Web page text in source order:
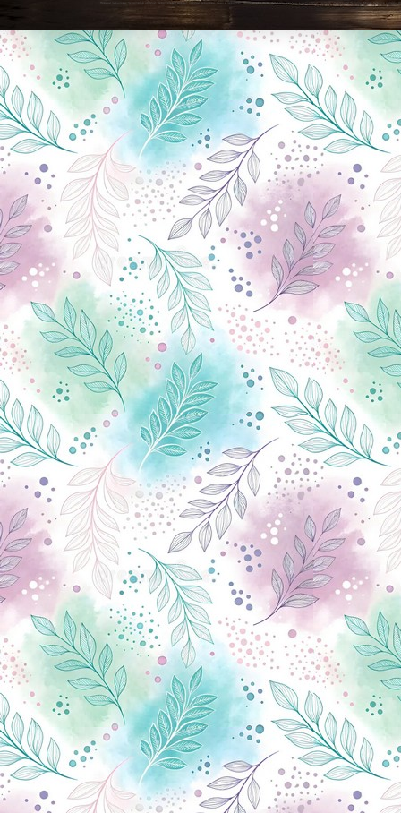
Новини Чернігова, Чернігівські новини, Чернігівський формат, новини Чернігова, події в Чернігові: політика, економіка, аналітика, культура, відеоновини, екологія, спортивний Чернігів, туризм, Чернігів